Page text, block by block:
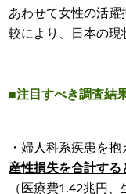
あわせて女性の活
較により、日本の現
■注目すべき調査結
・婦人科系疾患を
産性損失を合計する
（医療費1.42兆円